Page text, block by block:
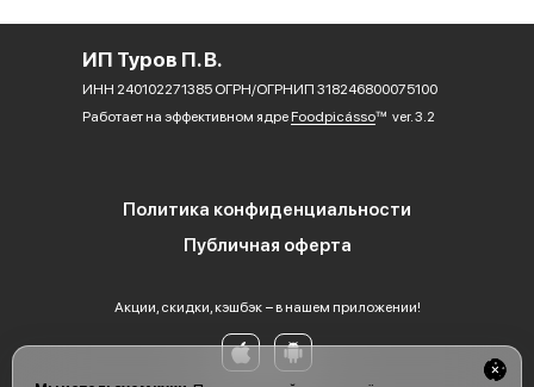
ИП Туров П. В.
ИНН 240102271385 ОГРН/ОГРНИП 318246800075100
Работает на эффективном ядре Foodpicássover. 3.2
Политика конфиденциальности
Публичная оферта
Акции, скидки, кэшбэк − в нашем приложении!